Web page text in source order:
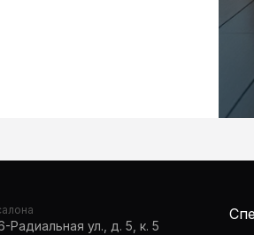
Радиальная ул., д. 5, к. 5